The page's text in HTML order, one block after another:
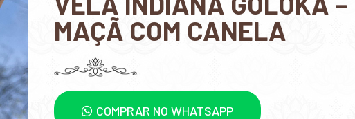
MAÇÃ COM CANELA
COMPRAR NO WHATSAPP